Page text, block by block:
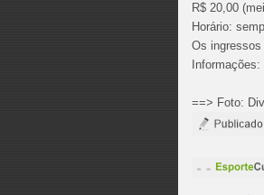
R$ 20,00
Horário:
Os ingressos
==> Foto: